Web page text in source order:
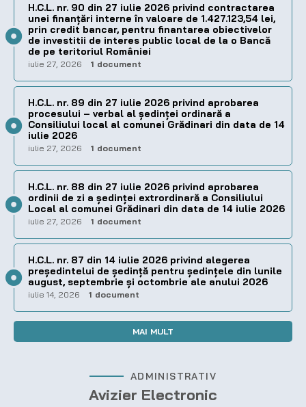
H.C.L. nr. 90 din 27 iulie 2026 privind contractarea
unei finanțări interne în valoare de 1.427.123,54 lei,
prin credit bancar, pentru finantarea obiectivelor
de investitii de interes public local de la o Bancă
de pe teritoriul României
iulie 27, 2026 1 document
H.C.L. nr. 89 din 27 iulie 2026 privind aprobarea
procesului – verbal al şedinţei ordinară a
Consiliului local al comunei Grădinari din data de 14
iulie 2026
iulie 27, 2026 1 document
H.C.L. nr. 88 din 27 iulie 2026 privind aprobarea
ordinii de zi a şedinţei extrordinară a Consiliului
Local al comunei Grădinari din data de 14 iulie 2026
iulie 27, 2026 1 document
H.C.L. nr. 87 din 14 iulie 2026 privind alegerea
preşedintelui de şedinţă pentru ședințele din lunile
august, septembrie și octombrie ale anului 2026
iulie 14, 2026 1 document
MAI MULT
ADMINISTRATIV
Avizier Electronic